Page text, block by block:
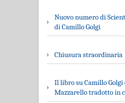
Nuovo numero di
di Camillo Golgi
Chiusura straordinaria
Il libro su Camillo Golgi
Mazzarello tradotto in